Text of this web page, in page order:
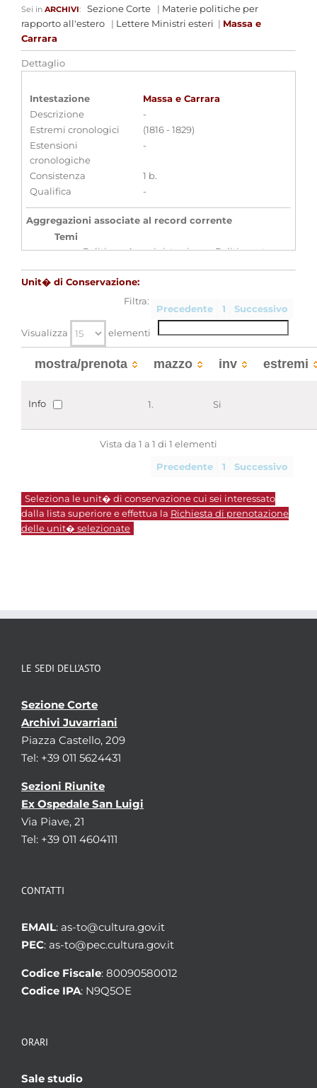
Sei in ARCHIVI: Sezione Corte | Materie politiche per
rapporto all'estero
| Lettere Ministri esteri | Massa e
Carrara
Dettaglio
Intestazione
Massa e Carrara
Descrizione
-
Estremi cronologici
(1816 - 1829)
Estensioni
cronologiche
-
Consistenza
1 b.
Qualifica
-
Aggregazioni associate al record corrente
Temi
Politica e Amministrazione - Politica estera
Diplomazia
Localizzazione associata al record corrente
Unit� di Conservazione:
Precedente 1 Successivo
Visualizza elementi
Filtra:
mostra/prenota mazzo inv estremi
Info 1. Si
Vista da 1 a 1 di 1 elementi
Precedente 1 Successivo
Seleziona le unit� di conservazione cui sei interessato
dalla lista superiore e effettua la Richiesta di prenotazione
delle unit� selezionate
LE SEDI DELL’ASTO
Sezione Corte
Archivi Juvarriani
Piazza Castello, 209
Tel: +39 011 5624431
Sezioni Riunite
Ex Ospedale San Luigi
Via Piave, 21
Tel: +39 011 4604111
CONTATTI
EMAIL: as-to@cultura.gov.it
PEC: as-to@pec.cultura.gov.it
Codice Fiscale: 80090580012
Codice IPA: N9Q5OE
ORARI
Sale studio